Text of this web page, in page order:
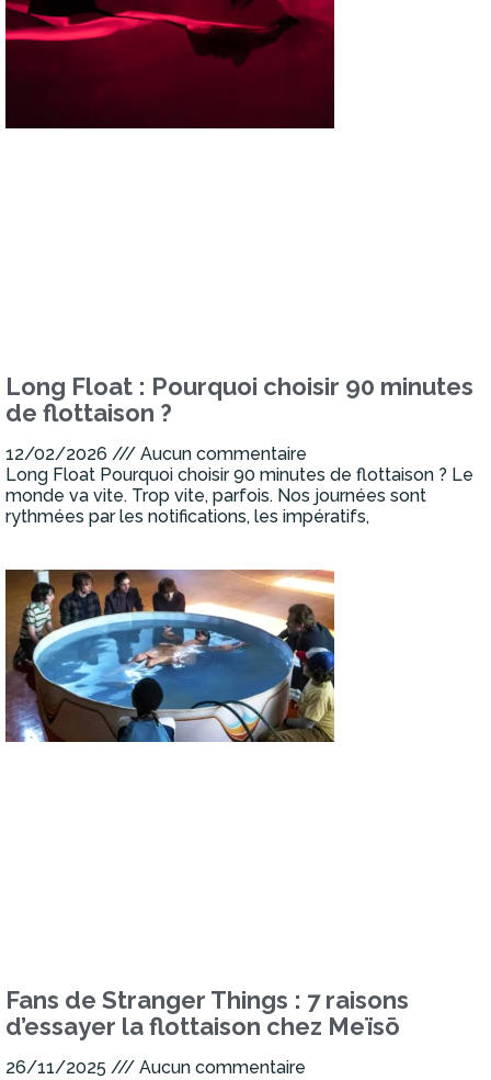
Long Float : Pourquoi choisir 90 minutes
de flottaison ?
12/02/2026
Aucun commentaire
Long Float Pourquoi choisir 90 minutes de flottaison ? Le
monde va vite. Trop vite, parfois. Nos journées sont
rythmées par les notifications, les impératifs,
Fans de Stranger Things : 7 raisons
d’essayer la flottaison chez Meïsō
26/11/2025
Aucun commentaire